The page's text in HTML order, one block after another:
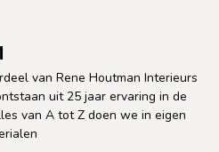
van Rene Houtman Interieurs
uit 25 jaar ervaring in de
van A tot Z doen we in eigen